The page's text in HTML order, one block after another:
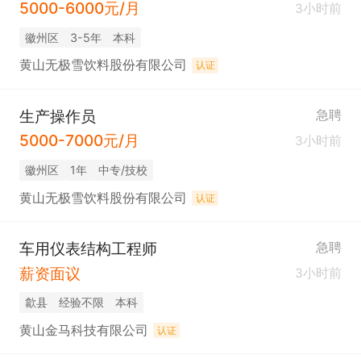
5000-6000元/月 3小时前
徽州区 3-5年 本科
黄山无极雪饮料股份有限公司 认证
生产操作员 急聘
5000-7000元/月 3小时前
徽州区 1年 中专/技校
黄山无极雪饮料股份有限公司 认证
车用仪表结构工程师 急聘
薪资面议 3小时前
歙县 经验不限 本科
黄山金马科技有限公司 认证